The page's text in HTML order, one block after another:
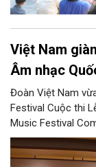
Việt Nam
Âm nhạc
Đoàn Việt Nam
Festival Cuộc thi
Music Festival